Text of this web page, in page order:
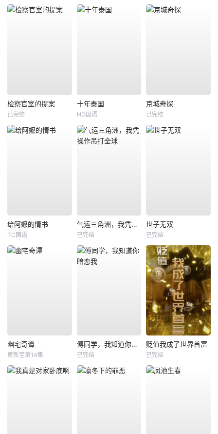
检察官室的提案
已完结
十年泰国
HD国语
京城奇探
已完结
给阿嬷的情书
TC国语
气运三角洲，我凭操作吊打全球
已完结
世子无双
已完结
幽宅奇谭
更新至第14集
傅同学，我知道你暗恋我
已完结
贬值我成了世界首富
已完结